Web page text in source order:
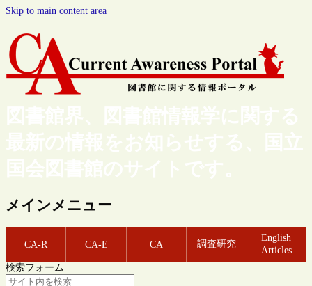
Skip to main content area
図書館界、図書館情報学に関する
最新の情報をお知らせする、国立
国会図書館のサイトです。
メインメニュー
CA-R CA-E CA 調査研究
English
Articles
検索フォーム